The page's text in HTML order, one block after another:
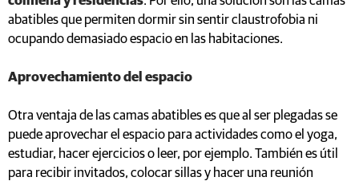
abatibles que permiten dormir sin sentir claustrofobia ni
ocupando demasiado espacio en las habitaciones.
Aprovechamiento del espacio
Otra ventaja de las camas abatibles es que al ser plegadas se
puede aprovechar el espacio para actividades como el yoga,
estudiar, hacer ejercicios o leer, por ejemplo. También es útil
para recibir invitados, colocar sillas y hacer una reunión